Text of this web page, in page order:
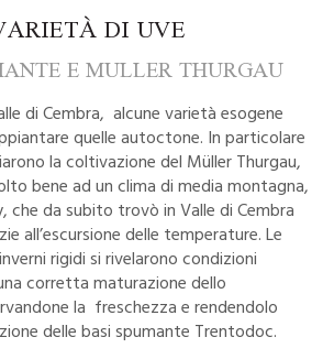
DI UVE
E MULLER THURGAU
di Cembra, alcune varietà esogene
quelle autoctone. In particolare
la coltivazione del Müller Thurgau,
bene ad un clima di media montagna,
che da subito trovò in Valle di Cembra
all’escursione delle temperature. Le
rigidi si rivelarono condizioni
corretta maturazione dello
la freschezza e rendendolo
delle basi spumante Trentodoc.